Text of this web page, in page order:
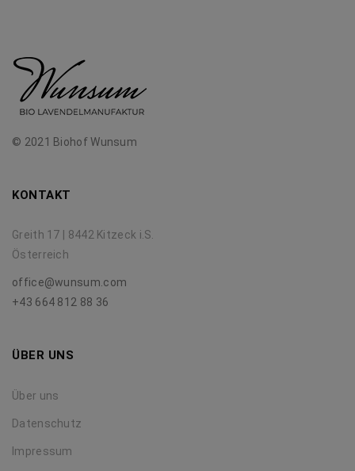
© 2021 Biohof Wunsum
KONTAKT
Greith 17 | 8442 Kitzeck i.S.
Österreich
office@wunsum.com
+43 664 812 88 36
ÜBER UNS
Über uns
Datenschutz
Impressum